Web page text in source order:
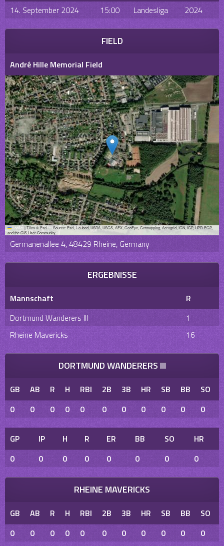
14. September 2024
15:00 Landesliga 2024
FIELD
André Hille Memorial Field
Leaflet |Tiles © Esri — Source: Esri, i-cubed, USDA, USGS, AEX, GeoEye, Getmapping, Aerogrid, IGN, IGP, UPR-EGP,
and the GIS User Community
Germanenallee 4, 48429 Rheine, Germany
ERGEBNISSE
Mannschaft
R
Dortmund Wanderers III
1
Rheine Mavericks
16
DORTMUND WANDERERS III
GB AB R H RBI 2B 3B HR SB BB SO
0
0 0 0 0 0 0 0 0 0 0
GP IP H R ER BB SO
HR
0
0 0 0 0 0 0 0
RHEINE MAVERICKS
GB AB R H RBI 2B 3B HR SB BB SO
0
0 0 0 0 0 0 0 0 0 0